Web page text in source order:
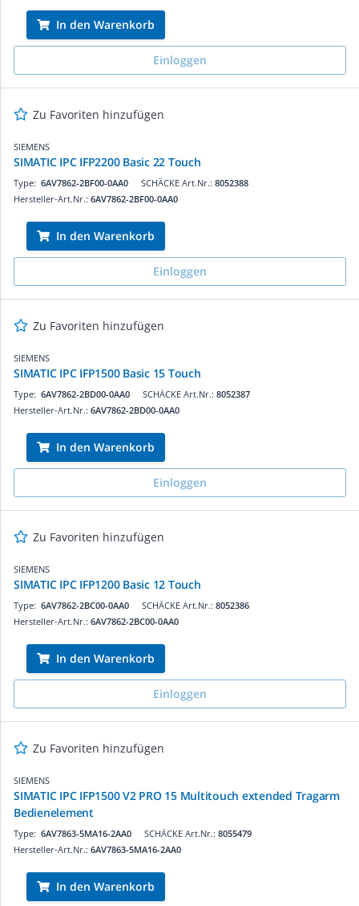
In den Warenkorb
Einloggen
Zu Favoriten hinzufügen
SIEMENS
SIMATIC IPC IFP2200 Basic 22 Touch
SCHÄCKE Art.Nr.: 8052388
Type: 6AV7862-2BF00-0AA0
Hersteller-Art.Nr.: 6AV7862-2BF00-0AA0
In den Warenkorb
Einloggen
Zu Favoriten hinzufügen
SIEMENS
SIMATIC IPC IFP1500 Basic 15 Touch
SCHÄCKE Art.Nr.: 8052387
Type: 6AV7862-2BD00-0AA0
Hersteller-Art.Nr.: 6AV7862-2BD00-0AA0
In den Warenkorb
Einloggen
Zu Favoriten hinzufügen
SIEMENS
SIMATIC IPC IFP1200 Basic 12 Touch
SCHÄCKE Art.Nr.: 8052386
Type: 6AV7862-2BC00-0AA0
Hersteller-Art.Nr.: 6AV7862-2BC00-0AA0
In den Warenkorb
Einloggen
Zu Favoriten hinzufügen
SIEMENS
SIMATIC IPC IFP1500 V2 PRO 15 Multitouch extended Tragarm
Bedienelement
SCHÄCKE Art.Nr.: 8055479
Type: 6AV7863-5MA16-2AA0
Hersteller-Art.Nr.: 6AV7863-5MA16-2AA0
In den Warenkorb